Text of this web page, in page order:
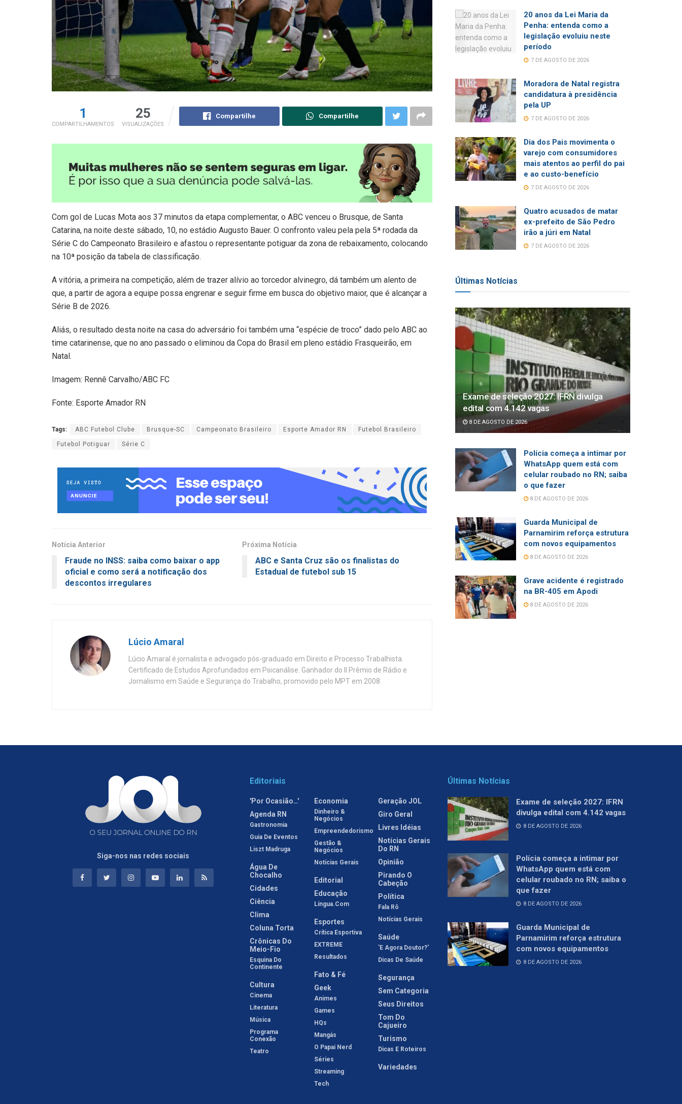
1
COMPARTILHAMENTOS
25
VISUALIZAÇÕES
Compartilhe Compartilhe
Com gol de Lucas Mota aos 37 minutos da etapa complementar, o ABC venceu o Brusque, de Santa
Catarina, na noite deste sábado, 10, no estádio Augusto Bauer. O confronto valeu pela pela 5ª rodada da
Série C do Campeonato Brasileiro e afastou o representante potiguar da zona de rebaixamento, colocando
na 10ª posição da tabela de classificação.
A vitória, a primeira na competição, além de trazer alívio ao torcedor alvinegro, dá também um alento de
que, a partir de agora a equipe possa engrenar e seguir firme em busca do objetivo maior, que é alcançar a
Série B de 2026.
Aliás, o resultado desta noite na casa do adversário foi também uma “espécie de troco” dado pelo ABC ao
time catarinense, que no ano passado o eliminou da Copa do Brasil em pleno estádio Frasqueirão, em
Natal.
Imagem: Rennê Carvalho/ABC FC
Fonte: Esporte Amador RN
Tags: ABC Futebol Clube Brusque-SC Campeonato Brasileiro Esporte Amador RN Futebol Brasileiro
Futebol Potiguar Série C
Notícia Anterior
Fraude no INSS: saiba como baixar o app
oficial e como será a notificação dos
descontos irregulares
Próxima Notícia
ABC e Santa Cruz são os finalistas do
Estadual de futebol sub 15
Lúcio Amaral
Lúcio Amaral é jornalista e advogado pós-graduado em Direito e Processo Trabalhista.
Certificado de Estudos Aprofundados em Psicanálise. Ganhador do II Prêmio de Rádio e
Jornalismo em Saúde e Segurança do Trabalho, promovido pelo MPT em 2008.
20 anos da Lei Maria da
Penha: entenda como a
legislação evoluiu neste
período
7 DE AGOSTO DE 2026
Moradora de Natal registra
candidatura à presidência
pela UP
7 DE AGOSTO DE 2026
Dia dos Pais movimenta o
varejo com consumidores
mais atentos ao perfil do pai
e ao custo-benefício
7 DE AGOSTO DE 2026
Quatro acusados de matar
ex-prefeito de São Pedro
irão a júri em Natal
7 DE AGOSTO DE 2026
Últimas Notícias
Exame de seleção 2027: IFRN divulga
edital com 4.142 vagas
8 DE AGOSTO DE 2026
Polícia começa a intimar por
WhatsApp quem está com
celular roubado no RN; saiba
o que fazer
8 DE AGOSTO DE 2026
Guarda Municipal de
Parnamirim reforça estrutura
com novos equipamentos
8 DE AGOSTO DE 2026
Grave acidente é registrado
na BR-405 em Apodi
8 DE AGOSTO DE 2026
Siga-nos nas redes sociais
Editoriais
'Por Ocasião…'
Agenda RN
Gastronomia
Guia De Eventos
Liszt Madruga
Água De
Chocalho
Cidades
Ciência
Clima
Coluna Torta
Crônicas Do
Meio-Fio
Esquina Do
Continente
Cultura
Cinema
Literatura
Música
Programa
Conexão
Teatro
Economia
Dinheiro &
Negócios
Empreendedorismo
Gestão &
Negócios
Notícias Gerais
Editorial
Educação
Língua.com
Esportes
Crítica Esportiva
EXTREME
Resultados
Fato & Fé
Geek
Animes
Games
HQs
Mangás
O Papai Nerd
Séries
Streaming
Tech
Geração JOL
Giro Geral
Livres Idéias
Notícias Gerais
Do RN
Opinião
Pirando O
Cabeção
Política
Fala Rô
Notícias Gerais
Saúde
'E Agora Doutor?'
Dicas De Saúde
Segurança
Sem Categoria
Seus Direitos
Tom Do
Cajueiro
Turismo
Dicas E Roteiros
Variedades
Últimas Notícias
Exame de seleção 2027: IFRN
divulga edital com 4.142 vagas
8 DE AGOSTO DE 2026
Polícia começa a intimar por
WhatsApp quem está com
celular roubado no RN; saiba o
que fazer
8 DE AGOSTO DE 2026
Guarda Municipal de
Parnamirim reforça estrutura
com novos equipamentos
8 DE AGOSTO DE 2026